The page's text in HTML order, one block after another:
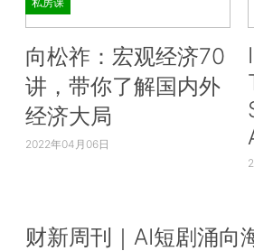
向松祚：宏观经济70
讲，带你了解国内外
经济大局
2022年04月06日
财新周刊｜AI短剧涌向